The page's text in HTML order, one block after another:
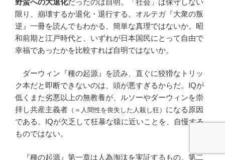
限り、崩壊するか退化・退行する。オルテガ『大衆の叛
逆』一冊を読んでもわかる、簡単な真理ではないか。昭
和前期と江戸時代と、いずれが日本国民にとって自由で
幸福であったかを比較すれば自明ではないか。
ダーウィン『種の起源』を読み、直ぐに狡猾なトリッ
ク本だと即断できないのは、頭が悪すぎるからだ。IQが
低くまた劣悪以上の無教養が、ルソーやダーウィンを崇
拝し共産主義者 （＝人間性を喪失した人殺し狂） になる原因
である。IQが欠乏して狂暴な猿に近いことを、自慢する
ものではない。
『種の起源』第一章は人為淘汰を実証するもの。第二